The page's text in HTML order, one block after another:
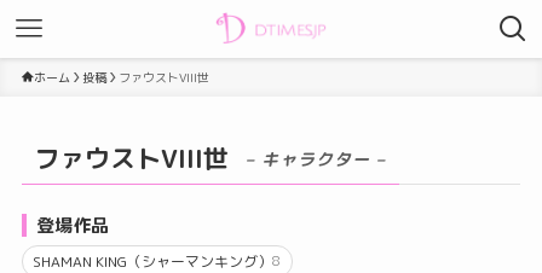
ホーム 投稿 ファウストVIII世
ファウストVIII世 – キャラクター –
登場作品
SHAMAN KING（シャーマンキング）8